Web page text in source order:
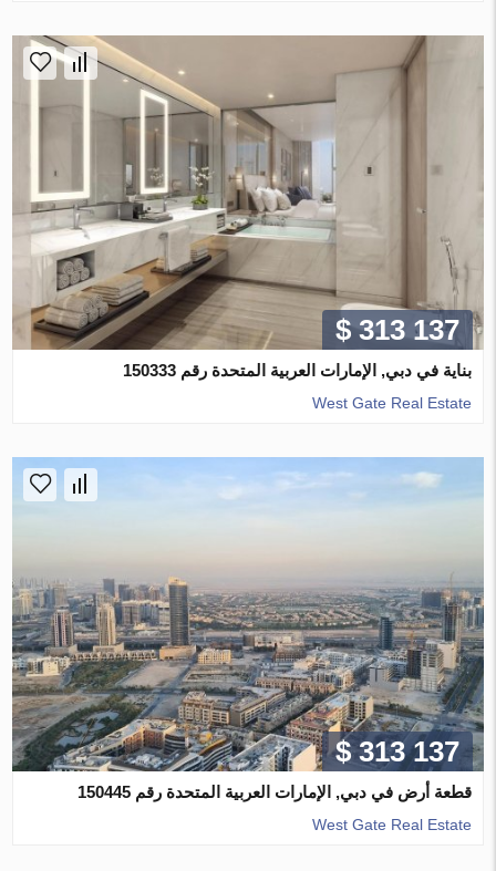
$ 313 137
بناية في دبي, الإمارات العربية المتحدة رقم 150333
West Gate Real Estate
$ 313 137
قطعة أرض في دبي, الإمارات العربية المتحدة رقم 150445
West Gate Real Estate